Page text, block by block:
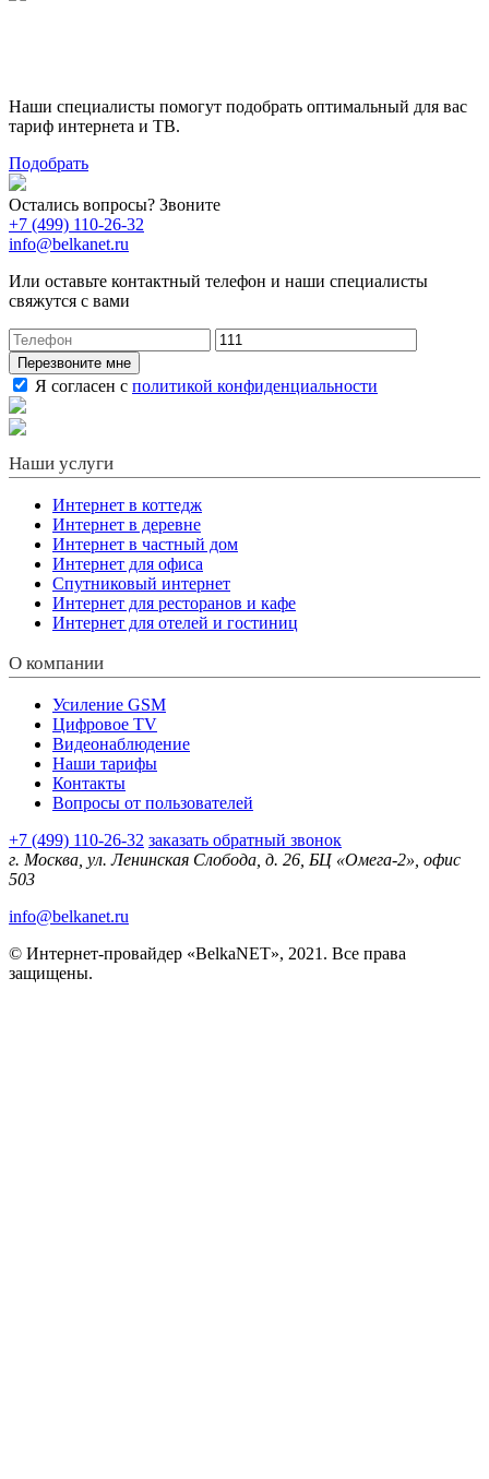
Наши специалисты помогут подобрать оптимальный для вас
тариф интернета и ТВ.
Подобрать
Остались вопросы? Звоните
+7 (499) 110-26-32
info@belkanet.ru
Или оставьте контактный телефон и наши специалисты
свяжутся с вами
Перезвоните мне
Я согласен с политикой конфиденциальности
Наши услуги
Интернет в коттедж
Интернет в деревне
Интернет в частный дом
Интернет для офиса
Спутниковый интернет
Интернет для ресторанов и кафе
Интернет для отелей и гостиниц
О компании
Усиление GSM
Цифровое TV
Видеонаблюдение
Наши тарифы
Контакты
Вопросы от пользователей
+7 (499) 110-26-32 заказать обратный звонок
г. Москва, ул. Ленинская Слобода, д. 26, БЦ «Омега-2», офис
503
info@belkanet.ru
© Интернет-провайдер «BelkaNET», 2021. Все права
защищены.